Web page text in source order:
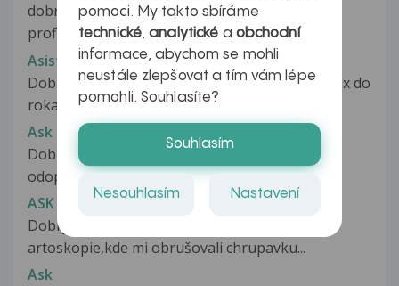
dobry den chci se zeptat je dulezity hormonalni
profil a geneticke vysetreni...
Asistovaná reprodukce u PCOS
Dobrý den, mám diagnózu PCOS (menstruace 2x do
roka, nebo vůbec, žádná ovulace). S...
Ask
Dobrý den mám dotaz co to znamená když mi
odoperovali:ask gen I.sin.,disciusio...
ASK
Dobrý den děkuji za odpovědi co se týče
artoskopie,kde mi obrušovali chrupavku...
Ask
pomoci. My takto sbíráme
technické,analytické a obchodní
informace, abychom se mohli
neustále zlepšovat a tím vám lépe
pomohli. Souhlasíte?
Souhlasím
Nesouhlasím Nastavení